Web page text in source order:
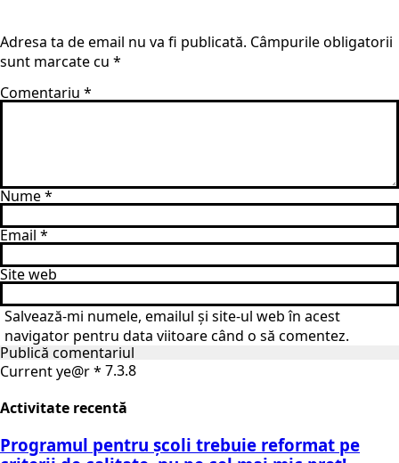
Adresa ta de email nu va fi publicată. Câmpurile obligatorii
sunt marcate cu *
Comentariu *
Nume*
Email*
Site web
Salvează-mi numele, emailul și site-ul web în acest
navigator pentru data viitoare când o să comentez.
Current ye@r*
Activitate recentă
Programul pentru școli trebuie reformat pe